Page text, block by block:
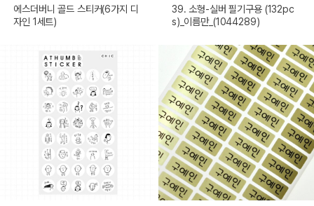
에스더버니 골드 스티커(6가지 디
자인 1세트)
39. 소형-실버 필기구용 (132pc
s)_이름만_(1044289)